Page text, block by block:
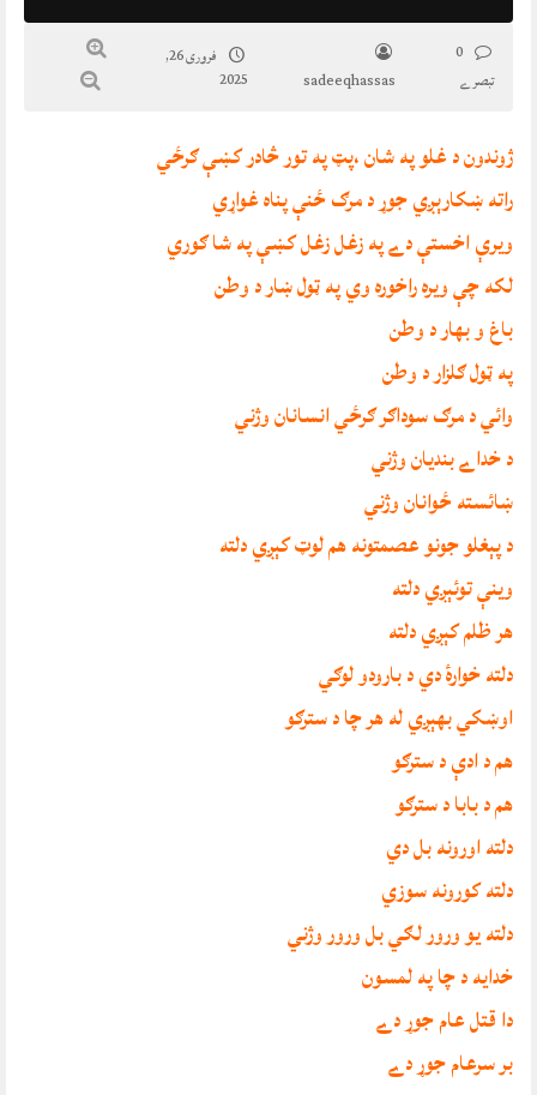
0
تبصرے
sadeeqhassas
فروری 26,
2025
ژوندون د غلو په شان ،پټ په تور څادر کښې ګرځي
راته ښکارېږي جوړ د مرګ ځنې پناه غواړي
ويرې اخستې دے په زغل زغل کښې په شا ګوري
لکه چې ويره راخوره وي په ټول ښار د وطن
باغ و بهار د وطن
په ټول ګلزار د وطن
وائي د مرګ سوداګر ګرځي انسانان وژني
د خداے بنديان وژني
ښائسته ځوانان وژني
د پېغلو جونو عصمتونه هم لوټ کېږي دلته
وينې توئېږي دلته
هر ظلم کېږي دلته
دلته خوارۀ دي د بارودو لوګي
اوښکي بهېږي له هر چا د سترګو
هم د ادې د سترګو
هم د بابا د سترګو
دلته اورونه بل دي
دلته کورونه سوزي
دلته يو ورور لګي بل ورور وژني
خدايه د چا په لمسون
دا قتل عام جوړ دے
بر سرعام جوړ دے